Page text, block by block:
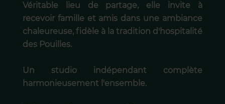
Véritable lieu de partage, elle invite à
recevoir famille et amis dans une ambiance
chaleureuse, fidèle à la tradition d'hospitalité
des Pouilles.
Un studio indépendant complète
harmonieusement l'ensemble.